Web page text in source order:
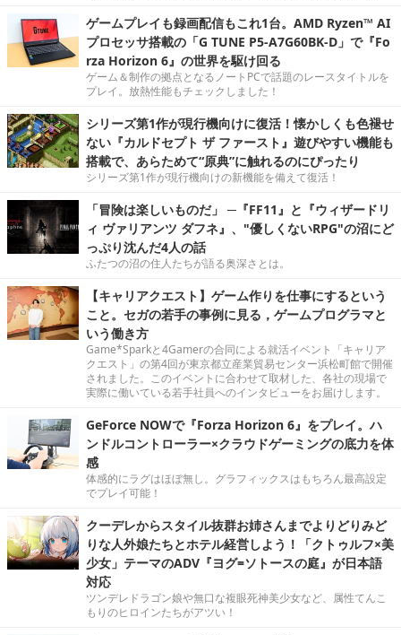
ゲームプレイも録画配信もこれ1台。AMD Ryzen™ AI
プロセッサ搭載の「G TUNE P5-A7G60BK-D」で『Fo
rza Horizon 6』の世界を駆け回る
ゲーム＆制作の拠点となるノートPCで話題のレースタイトルを
プレイ。放熱性能もチェックしました！
シリーズ第1作が現行機向けに復活！懐かしくも色褪せ
ない『カルドセプト ザ ファースト』遊びやすい機能も
搭載で、あらためて“原典”に触れるのにぴったり
シリーズ第1作が現行機向けの新機能を備えて復活！
「冒険は楽しいものだ」 ─『FF11』と『ウィザードリ
ィ ヴァリアンツ ダフネ』、"優しくないRPG"の沼にど
っぷり沈んだ4人の話
ふたつの沼の住人たちが語る奥深さとは。
【キャリアクエスト】ゲーム作りを仕事にするという
こと。セガの若手の事例に見る，ゲームプログラマと
いう働き方
Game*Sparkと4Gamerの合同による就活イベント「キャリア
クエスト」の第4回が東京都立産業貿易センター浜松町館で開催
されました。このイベントに合わせて取材した、各社の現場で
実際に働いている若手社員へのインタビューをお届けします。
GeForce NOWで『Forza Horizon 6』をプレイ。ハ
ンドルコントローラー×クラウドゲーミングの底力を体
感
体感的にラグはほぼ無し。グラフィックスはもちろん最高設定
でプレイ可能！
クーデレからスタイル抜群お姉さんまでよりどりみど
りな人外娘たちとホテル経営しよう！「クトゥルフ×美
少女」テーマのADV『ヨグ=ソトースの庭』が日本語
対応
ツンデレドラゴン娘や無口な複眼死神美少女など、属性てんこ
もりのヒロインたちがアツい！